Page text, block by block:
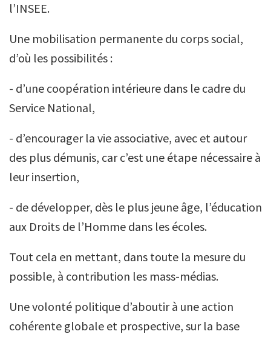
l’INSEE.
Une mobilisation permanente du corps social,
d’où les possibilités :
- d’une coopération intérieure dans le cadre du
Service National,
- d’encourager la vie associative, avec et autour
des plus démunis, car c’est une étape nécessaire à
leur insertion,
- de développer, dès le plus jeune âge, l’éducation
aux Droits de l’Homme dans les écoles.
Tout cela en mettant, dans toute la mesure du
possible, à contribution les mass-médias.
Une volonté politique d’aboutir à une action
cohérente globale et prospective, sur la base